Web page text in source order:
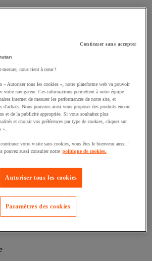
métreur
de laboratoire
de chantier
d'épaisseur
Continuer sans accepter
mesure, nous tient à cœur !
« Autoriser tous les cookies », notre plateforme web va pouvoir
votre navigateur. Ces informations permettent à notre équipe
internet de mesurer les performances de notre site, et
d'achats. Nous pouvons ainsi vous proposer des produits encore
et de la publicité appropriée. Si vous souhaitez plus
et choisir vos préférences par type de cookies, cliquez sur
».
votre visite sans cookies, vous êtes le bienvenu aussi !
pouvez aussi consulter notre politique de cookies.
Autoriser tous les cookies
Paramètres des cookies